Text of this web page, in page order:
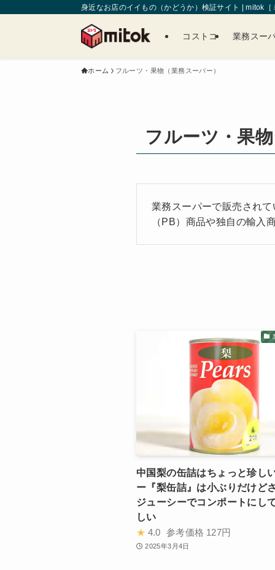
身近なお店のイイもの（かどうか）検証サイト | mitok［
コストコ 業務スー
ホーム フルーツ・果物（業務スーパー）
フルーツ・果
業務スーパーで販売され
（PB）商品や独自の輸入
中国梨の缶詰はちょっと珍し
ー『梨缶詰』は小ぶりだけど
ジューシーでコンポートにし
しい
★ 4.0 参考価格 127円
2025年3月4日